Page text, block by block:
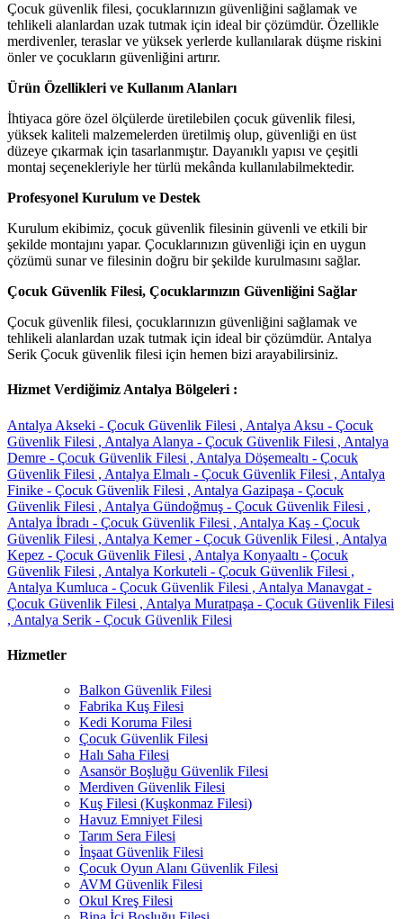
Çocuk güvenlik filesi, çocuklarınızın güvenliğini sağlamak ve
tehlikeli alanlardan uzak tutmak için ideal bir çözümdür. Özellikle
merdivenler, teraslar ve yüksek yerlerde kullanılarak düşme riskini
önler ve çocukların güvenliğini artırır.
Ürün Özellikleri ve Kullanım Alanları
İhtiyaca göre özel ölçülerde üretilebilen çocuk güvenlik filesi,
yüksek kaliteli malzemelerden üretilmiş olup, güvenliği en üst
düzeye çıkarmak için tasarlanmıştır. Dayanıklı yapısı ve çeşitli
montaj seçenekleriyle her türlü mekânda kullanılabilmektedir.
Profesyonel Kurulum ve Destek
Kurulum ekibimiz, çocuk güvenlik filesinin güvenli ve etkili bir
şekilde montajını yapar. Çocuklarınızın güvenliği için en uygun
çözümü sunar ve filesinin doğru bir şekilde kurulmasını sağlar.
Çocuk Güvenlik Filesi, Çocuklarınızın Güvenliğini Sağlar
Çocuk güvenlik filesi, çocuklarınızın güvenliğini sağlamak ve
tehlikeli alanlardan uzak tutmak için ideal bir çözümdür. Antalya
Serik Çocuk güvenlik filesi için hemen bizi arayabilirsiniz.
Hizmet Verdiğimiz Antalya Bölgeleri :
Antalya Akseki - Çocuk Güvenlik Filesi , Antalya Aksu - Çocuk
Güvenlik Filesi , Antalya Alanya - Çocuk Güvenlik Filesi , Antalya
Demre - Çocuk Güvenlik Filesi , Antalya Döşemealtı - Çocuk
Güvenlik Filesi , Antalya Elmalı - Çocuk Güvenlik Filesi , Antalya
Finike - Çocuk Güvenlik Filesi , Antalya Gazipaşa - Çocuk
Güvenlik Filesi , Antalya Gündoğmuş - Çocuk Güvenlik Filesi ,
Antalya İbradı - Çocuk Güvenlik Filesi , Antalya Kaş - Çocuk
Güvenlik Filesi , Antalya Kemer - Çocuk Güvenlik Filesi , Antalya
Kepez - Çocuk Güvenlik Filesi , Antalya Konyaaltı - Çocuk
Güvenlik Filesi , Antalya Korkuteli - Çocuk Güvenlik Filesi ,
Antalya Kumluca - Çocuk Güvenlik Filesi , Antalya Manavgat -
Çocuk Güvenlik Filesi , Antalya Muratpaşa - Çocuk Güvenlik Filesi
, Antalya Serik - Çocuk Güvenlik Filesi
Hizmetler
Balkon Güvenlik Filesi
Fabrika Kuş Filesi
Kedi Koruma Filesi
Çocuk Güvenlik Filesi
Halı Saha Filesi
Asansör Boşluğu Güvenlik Filesi
Merdiven Güvenlik Filesi
Kuş Filesi (Kuşkonmaz Filesi)
Havuz Emniyet Filesi
Tarım Sera Filesi
İnşaat Güvenlik Filesi
Çocuk Oyun Alanı Güvenlik Filesi
AVM Güvenlik Filesi
Okul Kreş Filesi